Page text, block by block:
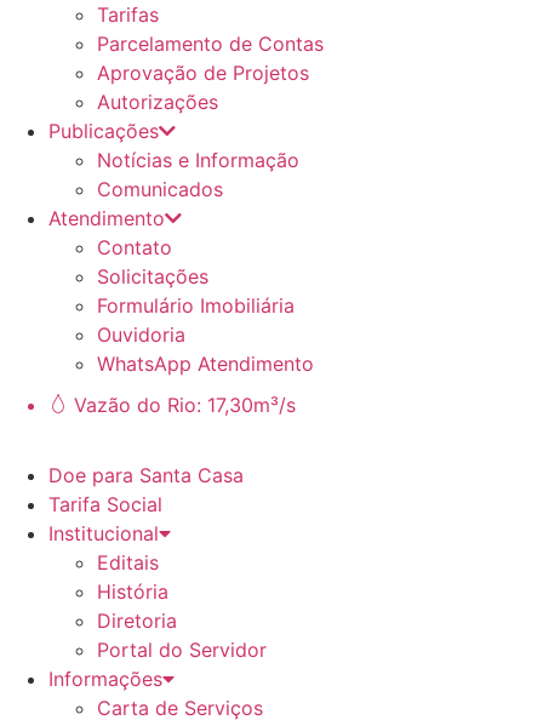
Tarifas
Parcelamento de Contas
Aprovação de Projetos
Autorizações
Publicações
Notícias e Informação
Comunicados
Atendimento
Contato
Solicitações
Formulário Imobiliária
Ouvidoria
WhatsApp Atendimento
Vazão do Rio: 17,30m³/s
Doe para Santa Casa
Tarifa Social
Institucional
Editais
História
Diretoria
Portal do Servidor
Informações
Carta de Serviços